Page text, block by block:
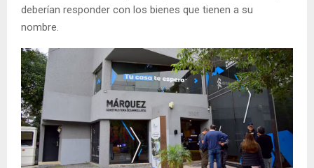
deberían responder con los bienes que tienen a su
nombre.